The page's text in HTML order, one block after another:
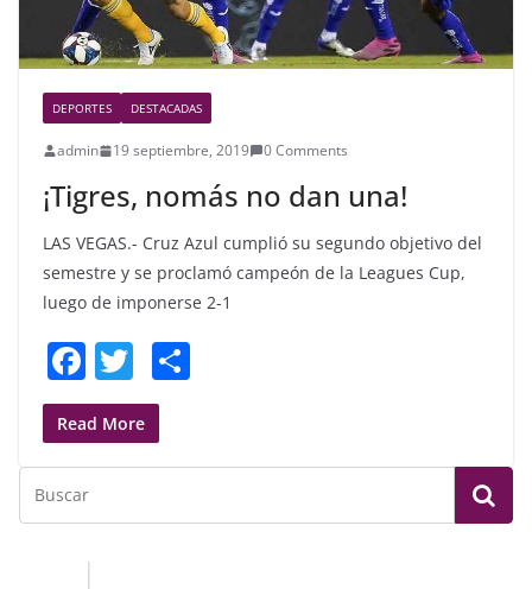
DEPORTES DESTACADAS
admin 19 septiembre, 2019 0 Comments
¡Tigres, nomás no dan una!
LAS VEGAS.- Cruz Azul cumplió su segundo objetivo del
semestre y se proclamó campeón de la Leagues Cup,
luego de imponerse 2-1
F
a
c
e
b
o
T
w
itt
er e
Read More